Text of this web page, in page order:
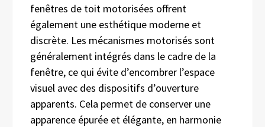
fenêtres de toit motorisées offrent
également une esthétique moderne et
discrète. Les mécanismes motorisés sont
généralement intégrés dans le cadre de la
fenêtre, ce qui évite d’encombrer l’espace
visuel avec des dispositifs d’ouverture
apparents. Cela permet de conserver une
apparence épurée et élégante, en harmonie